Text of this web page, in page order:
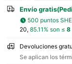
Envío
500 puntos
20, 85.11% son ≤ 8
Devoluciones
Se aplican los